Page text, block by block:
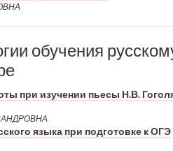
обучения
при изучении пьесы Н.В.
языка при подготовке к ОГЭ